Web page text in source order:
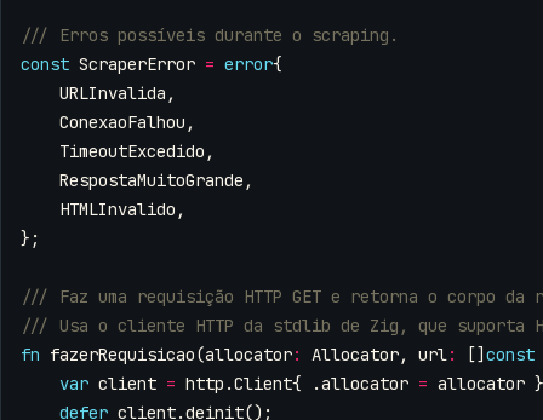
const ScraperError = error{
URLInvalida ,
ConexaoFalhou ,
TimeoutExcedido ,
RespostaMuitoGrande ,
HTMLInvalido ,
};
fn fazerRequisicao(allocator: Allocator, url: [] const
var client = http .Client{ .allocator = allocator
defer client.deinit();